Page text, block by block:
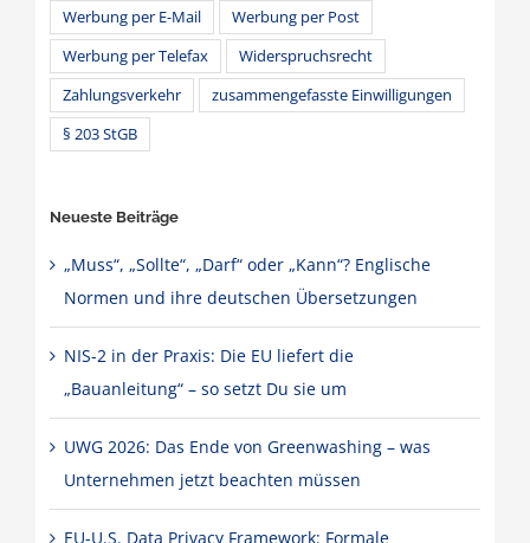
Werbung per E-Mail
Werbung per Post
Werbung per Telefax
Widerspruchsrecht
Zahlungsverkehr
zusammengefasste Einwilligungen
§ 203 StGB
Neueste Beiträge
„Muss“, „Sollte“, „Darf“ oder „Kann“? Englische
Normen und ihre deutschen Übersetzungen
NIS-2 in der Praxis: Die EU liefert die
„Bauanleitung“ – so setzt Du sie um
UWG 2026: Das Ende von Greenwashing – was
Unternehmen jetzt beachten müssen
EU-U.S. Data Privacy Framework: Formale